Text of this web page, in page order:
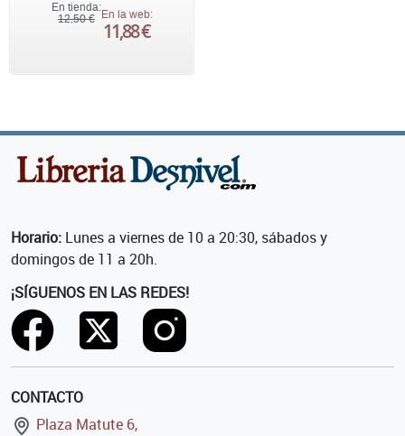
En tienda:
12,50 € En la web:
11,88 €
Horario: Lunes a viernes de 10 a 20:30, sábados y
domingos de 11 a 20h.
¡SÍGUENOS EN LAS REDES!
CONTACTO
Plaza Matute 6,